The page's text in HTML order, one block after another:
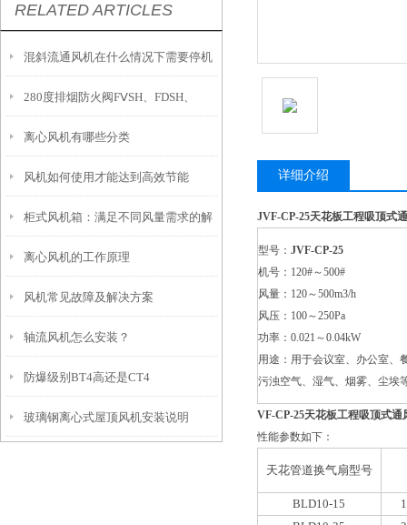
RELATED ARTICLES
混斜流通风机在什么情况下需要停机
检查？
280度排烟防火阀FⅤSH、FDSH、
FDH有什么区别
离心风机有哪些分类
风机如何使用才能达到高效节能
柜式风机箱：满足不同风量需求的解
决方案
离心风机的工作原理
风机常见故障及解决方案
轴流风机怎么安装？
防爆级别BT4高还是CT4
玻璃钢离心式屋顶风机安装说明
详细介绍
JVF-CP-25天花板工程吸顶式
型号： JVF-CP-25
机号：120#～500#
风量：120～500m3/h
风压：100～250Pa
功率：0.021～0.04kW
用途：用于会议室、办公室、
污浊空气、湿气、烟雾、尘埃
VF-CP-25天花板工程吸顶式通
性能参数如下：
天花管道换气扇型号
BLD10-15